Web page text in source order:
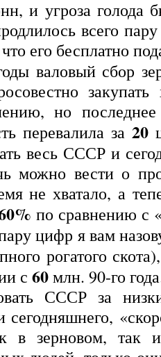
и угроза голода
всего
его бесплатно
валовый сбор
но
перевалила за 20
весь СССР и
можно вести о
не хватало, а
по сравнению с
цифр я вам
рогатого
с 60млн. 90-го
СССР за
сегодняшнего,
в зерновом, так